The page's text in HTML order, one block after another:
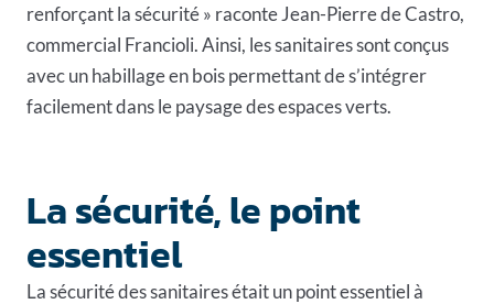
renforçant la sécurité » raconte Jean-Pierre de Castro,
commercial Francioli. Ainsi, les sanitaires sont conçus
avec un habillage en bois permettant de s’intégrer
facilement dans le paysage des espaces verts.
La sécurité, le point
essentiel
La sécurité des sanitaires était un point essentiel à